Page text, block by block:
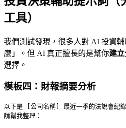
工具）
我們測試發現，很多人對 AI 投資
麼」。但 AI 真正擅長的是幫你建
選擇。
模板四：財報摘要分析
以下是 [公司名稱] 最近一季的法說會紀
請幫我整理：